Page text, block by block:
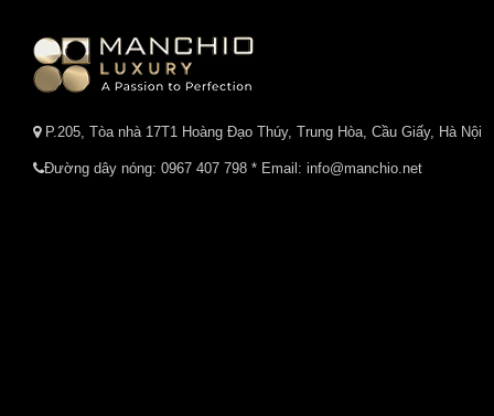
P.205, Tòa nhà 17T1 Hoàng Đạo Thúy, Trung Hòa, Cầu Giấy, Hà Nội
Đường dây nóng: 0967 407 798 * Email: info@manchio.net